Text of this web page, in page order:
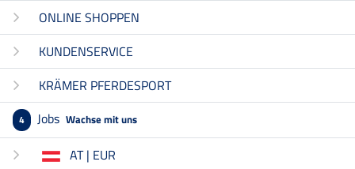
ONLINE SHOPPEN
KUNDENSERVICE
KRÄMER PFERDESPORT
4 Jobs Wachse mit uns
AT | EUR